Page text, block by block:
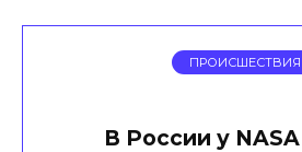
ПРОИСШЕСТВИЯ
В России у